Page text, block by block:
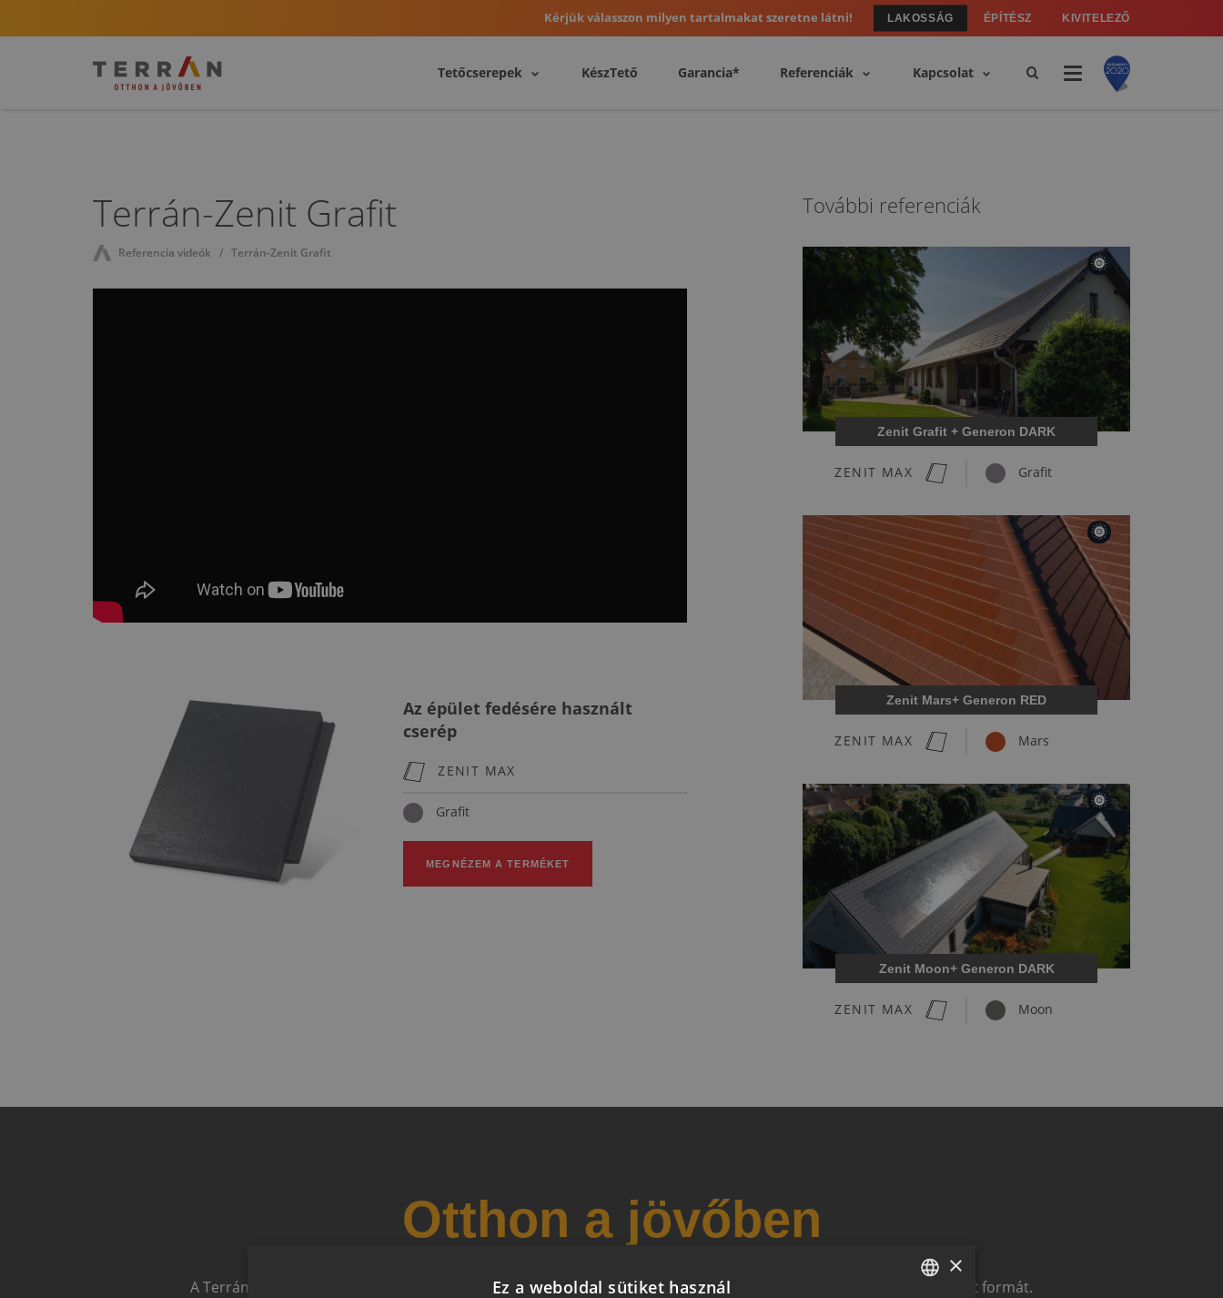
Kérjük válasszon milyen tartalmakat szeretne látni! LAKOSSÁG ÉPÍTÉSZ KIVITELEZŐ
Tetőcserepek KészTető Garancia* Referenciák Kapcsolat
Terrán-Zenit Grafit
Referencia videók Terrán-Zenit Grafit
Az épület fedésére használt
cserép
ZENIT MAX
Grafit
MEGNÉZEM A TERMÉKET
További referenciák
Zenit Grafit + Generon DARK
ZENIT MAX Grafit
Zenit Mars+ Generon RED
ZENIT MAX Mars
Zenit Moon+ Generon DARK
ZENIT MAX Moon
Otthon a jövőben
Biztonságot nyújtó, és magas esztétikai értéket képviselő, egymással szinergiát alkotó megoldások.
A Terrán ernyőmárkának köszönhetően a harmonikus otthon átfogó, egymásra épülő rendszerelemek révén ölthet formát.
×
Ez a weboldal sütiket használ